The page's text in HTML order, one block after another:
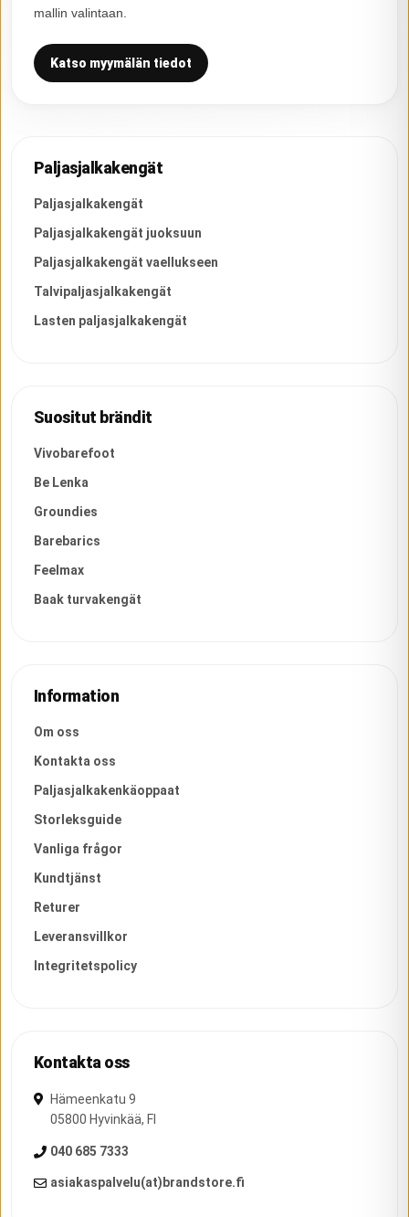
mallin valintaan.
Katso myymälän tiedot
Paljasjalkakengät
Paljasjalkakengät
Paljasjalkakengät juoksuun
Paljasjalkakengät vaellukseen
Talvipaljasjalkakengät
Lasten paljasjalkakengät
Suositut brändit
Vivobarefoot
Be Lenka
Groundies
Barebarics
Feelmax
Baak turvakengät
Information
Om oss
Kontakta oss
Paljasjalkakenkäoppaat
Storleksguide
Vanliga frågor
Kundtjänst
Returer
Leveransvillkor
Integritetspolicy
Kontakta oss
Hämeenkatu 9
05800 Hyvinkää, FI
040 685 7333
asiakaspalvelu(at)brandstore.fi